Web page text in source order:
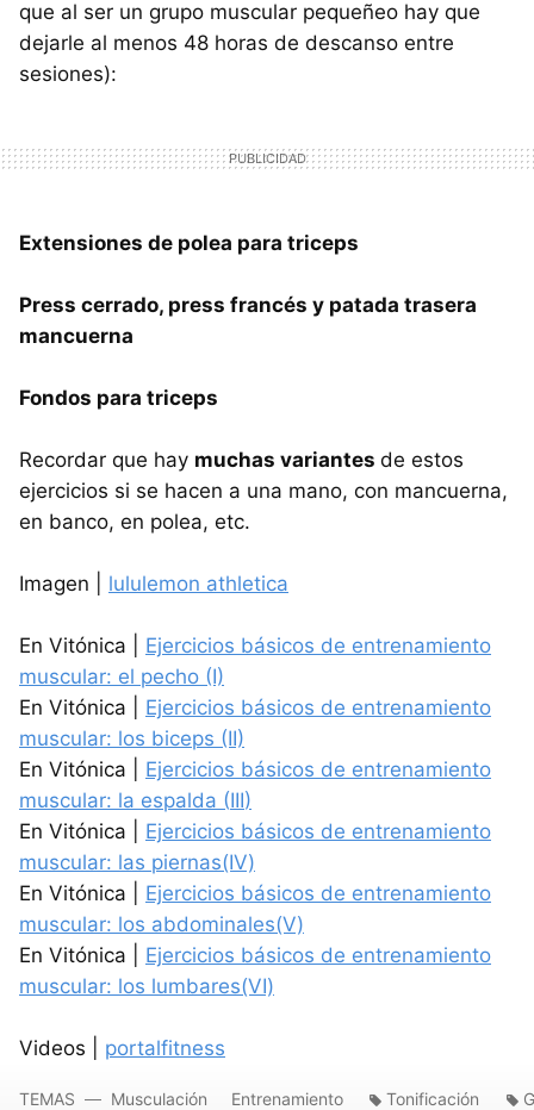
que al ser un grupo muscular pequeñeo hay que
dejarle al menos 48 horas de descanso entre
sesiones):
Extensiones de polea para triceps
Press cerrado, press francés y patada trasera
mancuerna
Fondos para triceps
Recordar que hay muchas variantes de estos
ejercicios si se hacen a una mano, con mancuerna,
en banco, en polea, etc.
Imagen | lululemon athletica
En Vitónica | Ejercicios básicos de entrenamiento
muscular: el pecho (I)
En Vitónica | Ejercicios básicos de entrenamiento
muscular: los biceps (II)
En Vitónica | Ejercicios básicos de entrenamiento
muscular: la espalda (III)
En Vitónica | Ejercicios básicos de entrenamiento
muscular: las piernas(IV)
En Vitónica | Ejercicios básicos de entrenamiento
muscular: los abdominales(V)
En Vitónica | Ejercicios básicos de entrenamiento
muscular: los lumbares(VI)
Videos | portalfitness
TEMAS Musculación Entrenamiento Tonificación